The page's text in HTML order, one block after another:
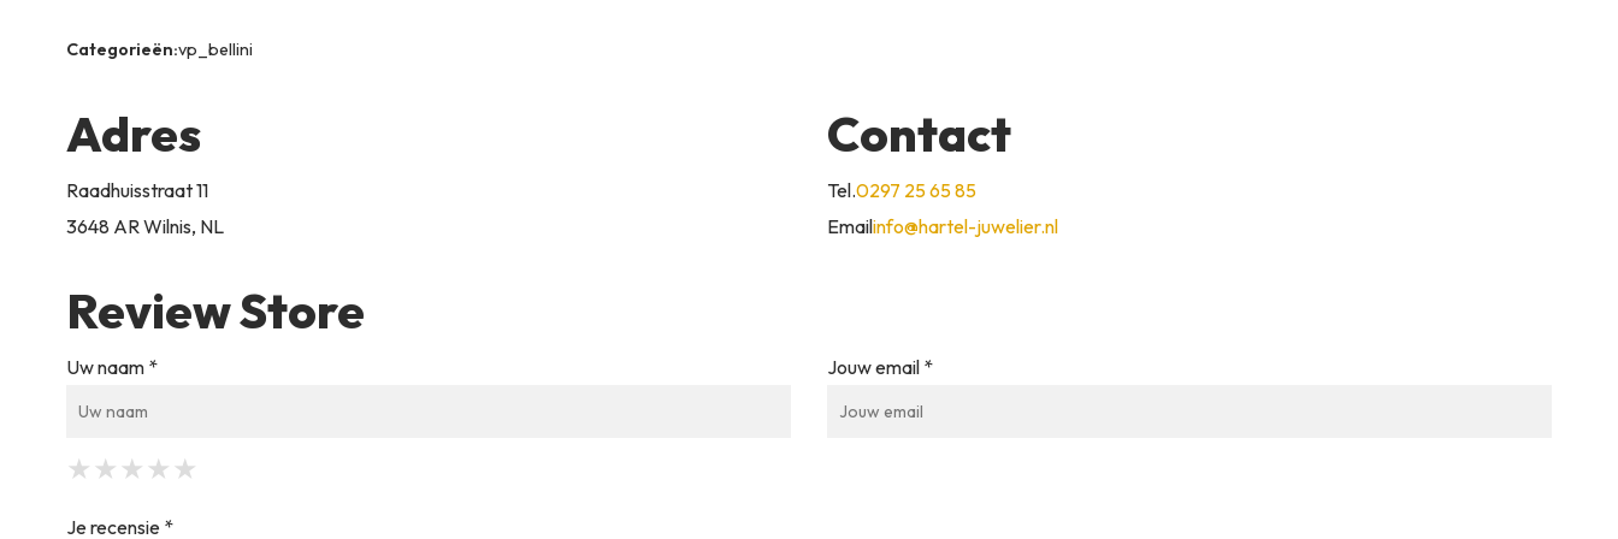
Categorieën:vp_bellini
Adres
Raadhuisstraat 11
3648 AR Wilnis, NL
Contact
Tel.0297 25 65 85
Emailinfo@hartel-juwelier.nl
Review Store
Uw naam * Jouw email *
★
★ ★
★ ★ ★
★ ★ ★ ★
★ ★ ★ ★ ★
Je recensie *